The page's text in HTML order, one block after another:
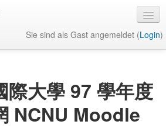
Sie sind als Gast angemeldet (Login)
際大學 97 學年度
NCNU Moodle